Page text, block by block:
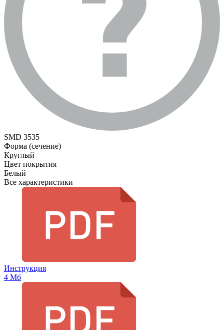
SMD 3535
Форма (сечение)
Круглый
Цвет покрытия
Белый
Все характеристики
Инструкция
4 Мб